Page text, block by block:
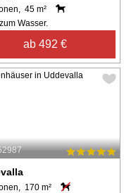
45 m²
Wasser.
ab 492 €
170 m²